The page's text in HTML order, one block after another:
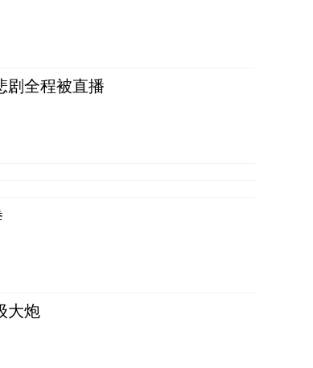
剧全程被直播
大炮